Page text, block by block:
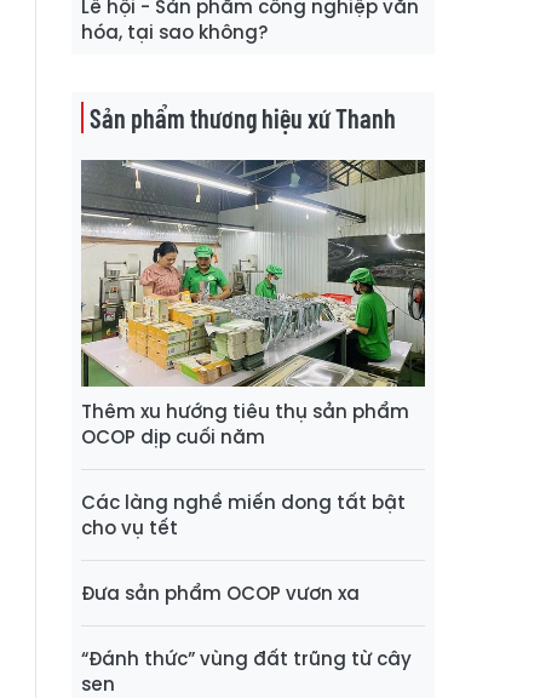
Lễ hội - Sản phẩm công nghiệp văn
hóa, tại sao không?
Sản phẩm thương hiệu xứ Thanh
Thêm xu hướng tiêu thụ sản phẩm
OCOP dịp cuối năm
Các làng nghề miến dong tất bật
cho vụ tết
Đưa sản phẩm OCOP vươn xa
“Đánh thức” vùng đất trũng từ cây
sen